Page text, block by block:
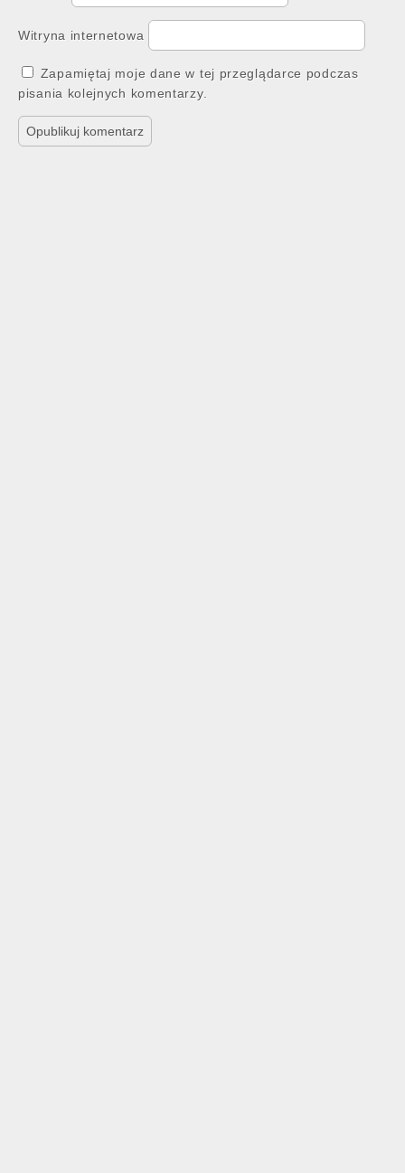
Witryna internetowa
Zapamiętaj moje dane w tej przeglądarce podczas
pisania kolejnych komentarzy.